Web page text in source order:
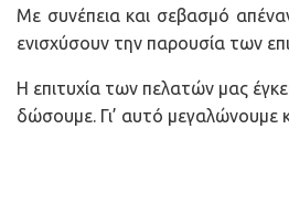
Με συνέπεια και σεβασμό
ενισχύσουν την παρουσία των
Η επιτυχία των πελατών μας
δώσουμε. Γι’ αυτό μεγαλώνουμε